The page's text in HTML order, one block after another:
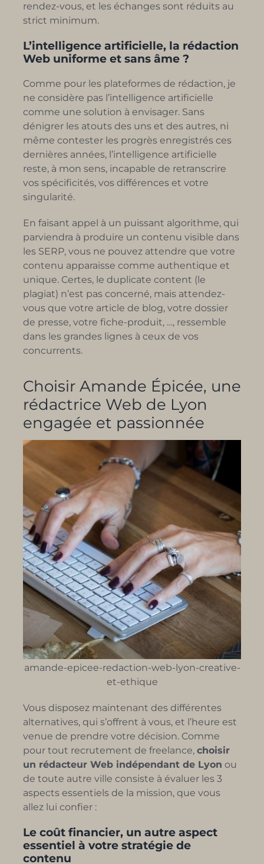
rendez-vous, et les échanges sont réduits au
strict minimum.
L’intelligence artificielle, la rédaction
Web uniforme et sans âme ?
Comme pour les plateformes de rédaction, je
ne considère pas l’intelligence artificielle
comme une solution à envisager. Sans
dénigrer les atouts des uns et des autres, ni
même contester les progrès enregistrés ces
dernières années, l’intelligence artificielle
reste, à mon sens, incapable de retranscrire
vos spécificités, vos différences et votre
singularité.
En faisant appel à un puissant algorithme, qui
parviendra à produire un contenu visible dans
les SERP, vous ne pouvez attendre que votre
contenu apparaisse comme authentique et
unique. Certes, le duplicate content (le
plagiat) n’est pas concerné, mais attendez-
vous que votre article de blog, votre dossier
de presse, votre fiche-produit, …, ressemble
dans les grandes lignes à ceux de vos
concurrents.
Choisir Amande Épicée, une
rédactrice Web de Lyon
engagée et passionnée
amande-epicee-redaction-web-lyon-creative-
et-ethique
Vous disposez maintenant des différentes
alternatives, qui s’offrent à vous, et l’heure est
venue de prendre votre décision. Comme
pour tout recrutement de freelance, choisir
un rédacteur Web indépendant de Lyon ou
de toute autre ville consiste à évaluer les 3
aspects essentiels de la mission, que vous
allez lui confier :
Le coût financier, un autre aspect
essentiel à votre stratégie de
contenu